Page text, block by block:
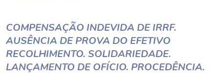
COMPENSAÇÃO INDEVIDA DE IRRF.
AUSÊNCIA DE PROVA DO EFETIVO
RECOLHIMENTO. SOLIDARIEDADE.
LANÇAMENTO DE OFÍCIO. PROCEDÊNCIA.